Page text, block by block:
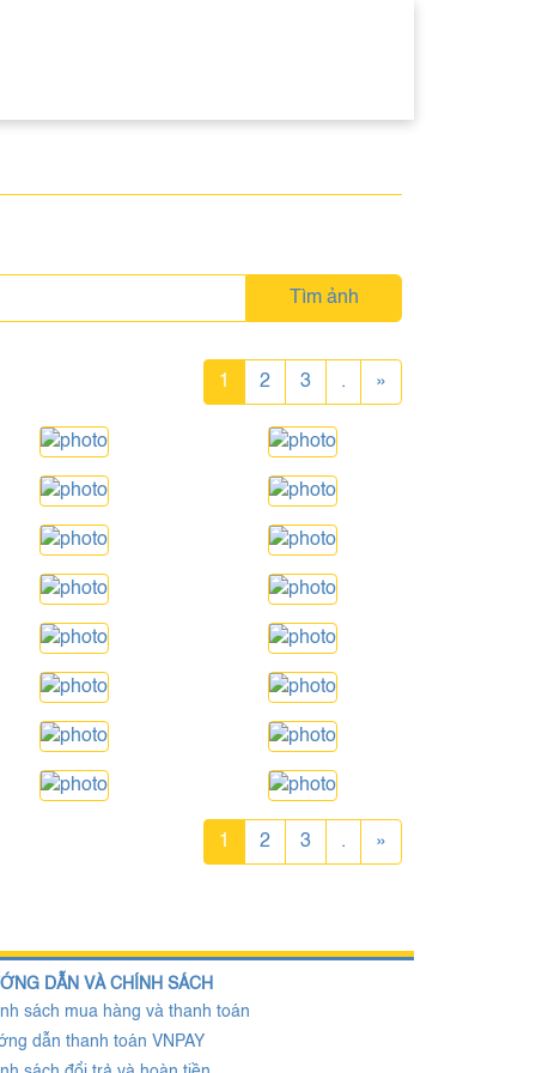
Tìm ảnh
1 2 3 . »
1 2 3 . »
DẪN VÀ CHÍNH SÁCH
sách mua hàng và thanh toán
dẫn thanh toán VNPAY